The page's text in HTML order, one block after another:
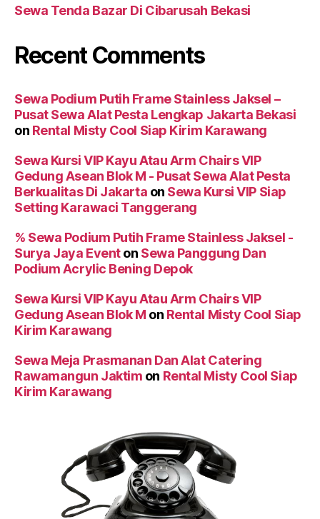
Sewa Tenda Bazar Di Cibarusah Bekasi
Recent Comments
Sewa Podium Putih Frame Stainless Jaksel –
Pusat Sewa Alat Pesta Lengkap Jakarta Bekasi
on Rental Misty Cool Siap Kirim Karawang
Sewa Kursi VIP Kayu Atau Arm Chairs VIP
Gedung Asean Blok M - Pusat Sewa Alat Pesta
Berkualitas Di Jakarta on Sewa Kursi VIP Siap
Setting Karawaci Tanggerang
% Sewa Podium Putih Frame Stainless Jaksel -
Surya Jaya Eventon Sewa Panggung Dan
Podium Acrylic Bening Depok
Sewa Kursi VIP Kayu Atau Arm Chairs VIP
Gedung Asean Blok M on Rental Misty Cool Siap
Kirim Karawang
Sewa Meja Prasmanan Dan Alat Catering
Rawamangun Jaktim on Rental Misty Cool Siap
Kirim Karawang